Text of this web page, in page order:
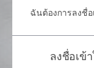
ฉันต้องการลงชื่
ลงชื่อเข้